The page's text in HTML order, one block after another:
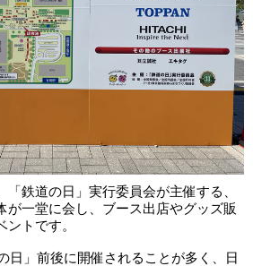
鉄道の日」実行委員会が主催する、
が一堂に会し、ブース出店やグッズ販
トです。
日」前後に開催されることが多く、日